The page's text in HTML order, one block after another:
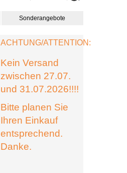
Sonderangebote
ACHTUNG/ATTENTION:
Kein Versand
zwischen 27.07.
und 31.07.2026!!!!
Bitte planen Sie
Ihren Einkauf
entsprechend.
Danke.